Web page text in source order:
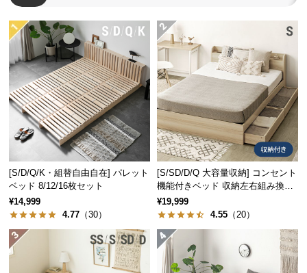
に
つ
い
て
開
梱
設
置
ビ
ス
に
つ
[S/D/Q/K・組替自由自在] パレット
ベッド 8/12/16枚セット
¥14,999
4.77 （30）
[S/SD/D/Q 大容量収納] コンセント
機能付きベッド 収納左右組み換え
可能
¥19,999
4.55 （20）